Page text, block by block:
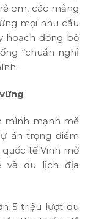
em, các mảng
mọi nhu cầu
hoạch đồng bộ
“chuẩn nghỉ
mình mạnh mẽ
án trọng điểm
tế Vinh mở
và du lịch địa
5 triệu lượt du